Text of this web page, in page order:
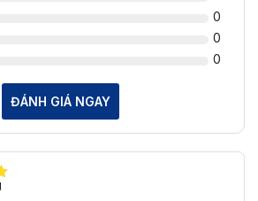
0
0
0
ĐÁNH GIÁ NGAY